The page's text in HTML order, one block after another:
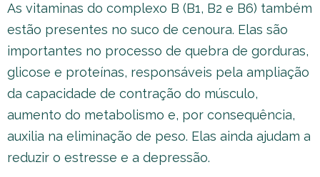
As vitaminas do complexo B (B1, B2 e B6) também
estão presentes no suco de cenoura. Elas são
importantes no processo de quebra de gorduras,
glicose e proteínas, responsáveis pela ampliação
da capacidade de contração do músculo,
aumento do metabolismo e, por consequência,
auxilia na eliminação de peso. Elas ainda ajudam a
reduzir o estresse e a depressão.